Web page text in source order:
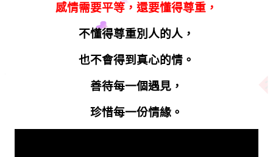
感情需要平等，還要懂得尊重，
不懂得尊重別人的人，
也不會得到真心的情。
善待每一個遇見，
珍惜每一份情緣。